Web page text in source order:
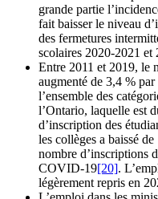
grande partie
fait baisser le niveau
des fermetures
scolaires 2020-2021 et
Entre 2011 et 2019, le
augmenté de 3,4 %
l’ensemble des
l’Ontario, laquelle est
d’inscription des
les collèges a baissé
nombre d’inscriptions
COVID-19[20].
légèrement repris en